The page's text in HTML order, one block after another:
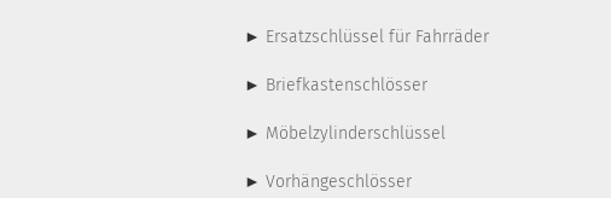
► Ersatzschlüssel für Fahrräder
► Briefkastenschlösser
► Möbelzylinderschlüssel
► Vorhängeschlösser